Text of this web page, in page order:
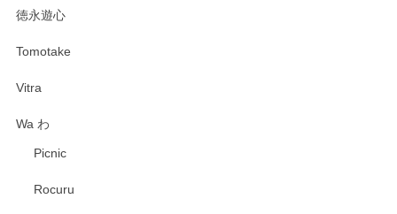
徳永遊心
Tomotake
Vitra
Wa わ
Picnic
Rocuru